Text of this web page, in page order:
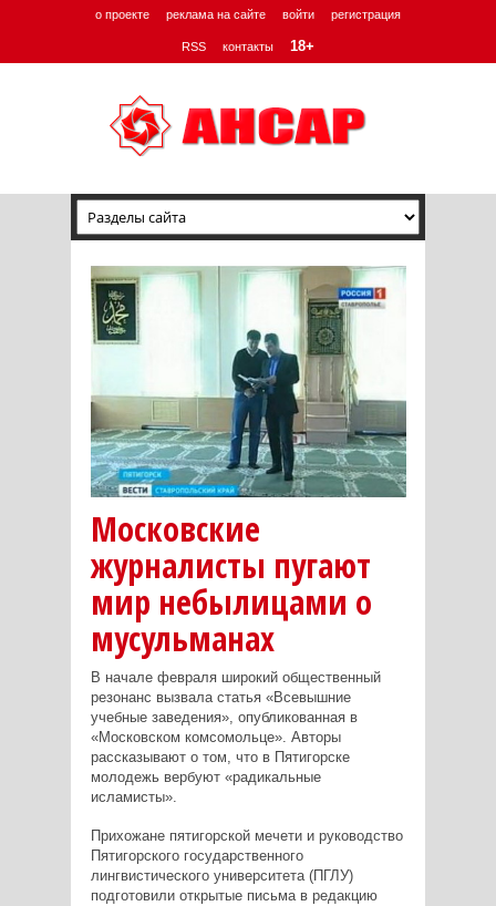
о проекте реклама на сайте войти регистрация
RSS контакты 18+
Московские
журналисты пугают
мир небылицами о
мусульманах
В начале февраля широкий общественный
резонанс вызвала статья «Всевышние
учебные заведения», опубликованная в
«Московском комсомольце». Авторы
рассказывают о том, что в Пятигорске
молодежь вербуют «радикальные
исламисты».
Прихожане пятигорской мечети и руководство
Пятигорского государственного
лингвистического университета (ПГЛУ)
подготовили открытые письма в редакцию